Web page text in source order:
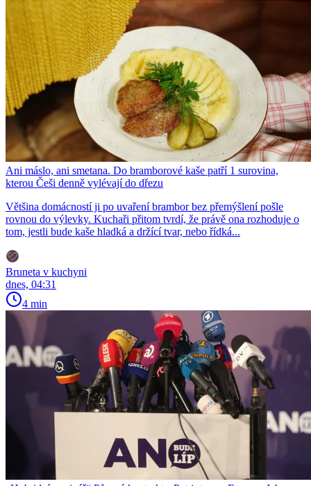
Ani máslo, ani smetana. Do bramborové kaše patří 1 surovina,
kterou Češi denně vylévají do dřezu
Většina domácností ji po uvaření brambor bez přemýšlení pošle
rovnou do výlevky. Kuchaři přitom tvrdí, že právě ona rozhoduje o
tom, jestli bude kaše hladká a držící tvar, nebo řídká...
Bruneta v kuchyni
dnes, 04:31
4 min